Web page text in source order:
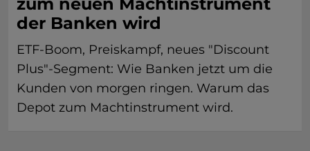
der Banken wird
ETF-Boom, Preiskampf, neues "Discount
Plus"-Segment: Wie Banken jetzt um die
Kunden von morgen ringen. Warum das
Depot zum Machtinstrument wird.